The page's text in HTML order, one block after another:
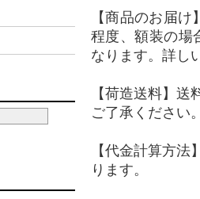
【商品のお届
程度、額装の場
なります。詳し
【荷造送料】
ご了承ください
【代金計算方
ります。